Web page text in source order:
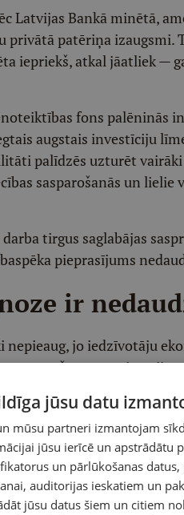
Latvijas Bankā minētā,
privātā patēriņa izaugsmi.
iepriekš, atkal jāatliek —
fons palēninās
augstais investīciju
palīdzēs uzturēt
sasparošanās un
tirgus saglabājas
pieprasījums
ir
nepieaug, jo iedzīvotāju
novecošanu un
tikai nedaudz, tāpēc darba
sarukt.
jūsu datu
mūsu partneri izmantojam
jūsu ierīcē un apstrādātu
un pārlūkošanas
auditorijas ieskatiem un
jūsu datus šiem un citiem